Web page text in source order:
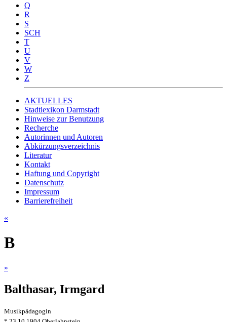
Q
R
S
SCH
T
U
V
W
Z
AKTUELLES
Stadtlexikon Darmstadt
Hinweise zur Benutzung
Recherche
Autorinnen und Autoren
Abkürzungsverzeichnis
Literatur
Kontakt
Haftung und Copyright
Datenschutz
Impressum
Barrierefreiheit
«
B
»
Balthasar, Irmgard
Musikpädagogin